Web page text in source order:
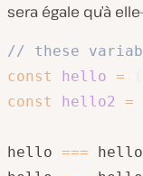
sera égale qu’à
// these
const
hello =
const
hello2 =
hello ===